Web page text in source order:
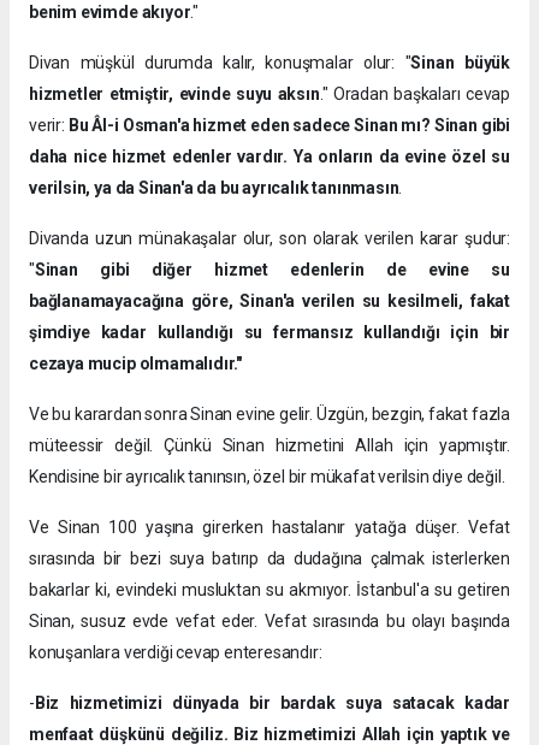
benim evimde akıyor."
Divan müşkül durumda kalır, konuşmalar olur: "Sinan büyük
hizmetler etmiştir, evinde suyu aksın." Oradan başkaları cevap
verir: Bu Âl-i Osman'a hizmet eden sadece Sinan mı? Sinan gibi
daha nice hizmet edenler vardır. Ya onların da evine özel su
verilsin, ya da Sinan'a da bu ayrıcalık tanınmasın
Divanda uzun münakaşalar olur, son olarak verilen karar şudur:
"Sinan gibi diğer hizmet edenlerin de evine su
bağlanamayacağına göre, Sinan'a verilen su kesilmeli, fakat
şimdiye kadar kullandığı su fermansız kullandığı için bir
cezaya mucip olmamalıdır."
Ve bu karardan sonra Sinan evine gelir. Üzgün, bezgin, fakat fazla
müteessir değil. Çünkü Sinan hizmetini Allah için yapmıştır.
Kendisine bir ayrıcalık tanınsın, özel bir mükafat verilsin diye değil.
Ve Sinan 100 yaşına girerken hastalanır yatağa düşer. Vefat
sırasında bir bezi suya batırıp da dudağına çalmak isterlerken
bakarlar ki, evindeki musluktan su akmıyor. İstanbul'a su getiren
Sinan, susuz evde vefat eder. Vefat sırasında bu olayı başında
konuşanlara verdiği cevap enteresandır:
-Biz hizmetimizi dünyada bir bardak suya satacak kadar
menfaat düşkünü değiliz. Biz hizmetimizi Allah için yaptık ve